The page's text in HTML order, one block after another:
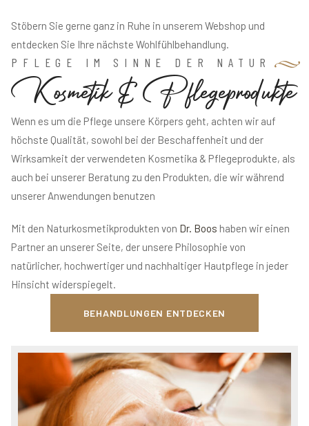
Stöbern Sie gerne ganz in Ruhe in unserem Webshop und
entdecken Sie Ihre nächste Wohlfühlbehandlung.
PFLEGE IM SINNE DER NATUR
Kosmetik &Pflegeprodukte
Wenn es um die Pflege unsere Körpers geht, achten wir auf
höchste Qualität, sowohl bei der Beschaffenheit und der
Wirksamkeit der verwendeten Kosmetika & Pflegeprodukte, als
auch bei unserer Beratung zu den Produkten, die wir während
unserer Anwendungen benutzen
Mit den Naturkosmetikprodukten von Dr. Boos haben wir einen
Partner an unserer Seite, der unsere Philosophie von
natürlicher, hochwertiger und nachhaltiger Hautpflege in jeder
Hinsicht widerspiegelt.
BEHANDLUNGEN ENTDECKEN